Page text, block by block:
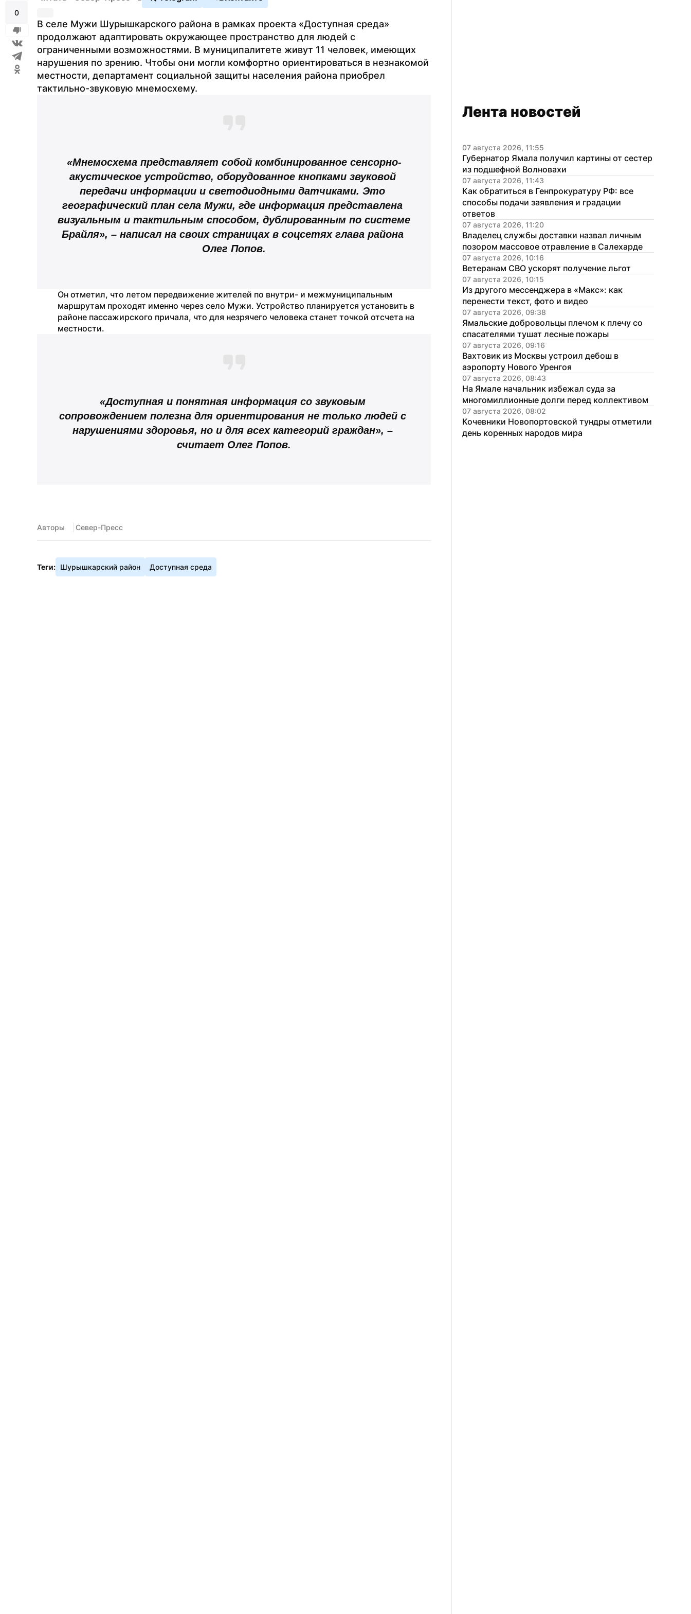
0
В селе Мужи Шурышкарского района в рамках проекта «Доступная среда»
продолжают адаптировать окружающее пространство для людей с
ограниченными возможностями. В муниципалитете живут 11 человек, имеющих
нарушения по зрению. Чтобы они могли комфортно ориентироваться в незнакомой
местности, департамент социальной защиты населения района приобрел
тактильно-звуковую мнемосхему.
«Мнемосхема представляет собой комбинированное сенсорно-
акустическое устройство, оборудованное кнопками звуковой
передачи информации и светодиодными датчиками. Это
географический план села Мужи, где информация представлена
визуальным и тактильным способом, дублированным по системе
Брайля», – написал на своих страницах в соцсетях глава района
Олег Попов.
Он отметил, что летом передвижение жителей по внутри- и межмуниципальным
маршрутам проходят именно через село Мужи. Устройство планируется установить в
районе пассажирского причала, что для незрячего человека станет точкой отсчета на
местности.
«Доступная и понятная информация со звуковым
сопровождением полезна для ориентирования не только людей с
нарушениями здоровья, но и для всех категорий граждан», –
считает Олег Попов.
Авторы Север-Пресс
Теги: Шурышкарский район Доступная среда
Лента новостей
07 августа 2026, 11:55
Губернатор Ямала получил картины от сестер
из подшефной Волновахи
07 августа 2026, 11:43
Как обратиться в Генпрокуратуру РФ: все
способы подачи заявления и градации
ответов
07 августа 2026, 11:20
Владелец службы доставки назвал личным
позором массовое отравление в Салехарде
07 августа 2026, 10:16
Ветеранам СВО ускорят получение льгот
07 августа 2026, 10:15
Из другого мессенджера в «Макс»: как
перенести текст, фото и видео
07 августа 2026, 09:38
Ямальские добровольцы плечом к плечу со
спасателями тушат лесные пожары
07 августа 2026, 09:16
Вахтовик из Москвы устроил дебош в
аэропорту Нового Уренгоя
07 августа 2026, 08:43
На Ямале начальник избежал суда за
многомиллионные долги перед коллективом
07 августа 2026, 08:02
Кочевники Новопортовской тундры отметили
день коренных народов мира